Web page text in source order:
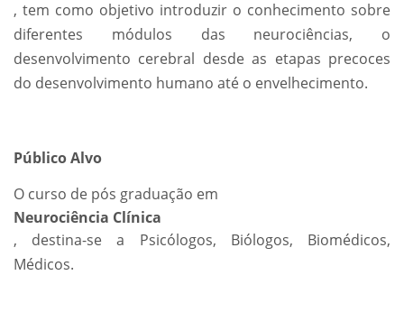
, tem como objetivo introduzir o conhecimento sobre
diferentes módulos das neurociências, o
desenvolvimento cerebral desde as etapas precoces
do desenvolvimento humano até o envelhecimento.
Público Alvo
O curso de pós graduação em
Neurociência Clínica
, destina-se a Psicólogos, Biólogos, Biomédicos,
Médicos.